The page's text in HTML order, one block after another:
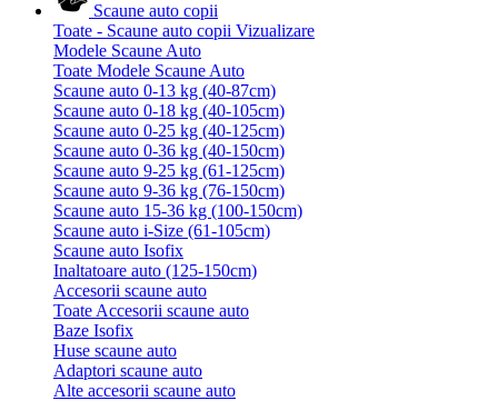
Scaune auto copii
Toate - Scaune auto copii Vizualizare
Modele Scaune Auto
Toate Modele Scaune Auto
Scaune auto 0-13 kg (40-87cm)
Scaune auto 0-18 kg (40-105cm)
Scaune auto 0-25 kg (40-125cm)
Scaune auto 0-36 kg (40-150cm)
Scaune auto 9-25 kg (61-125cm)
Scaune auto 9-36 kg (76-150cm)
Scaune auto 15-36 kg (100-150cm)
Scaune auto i-Size (61-105cm)
Scaune auto Isofix
Inaltatoare auto (125-150cm)
Accesorii scaune auto
Toate Accesorii scaune auto
Baze Isofix
Huse scaune auto
Adaptori scaune auto
Alte accesorii scaune auto